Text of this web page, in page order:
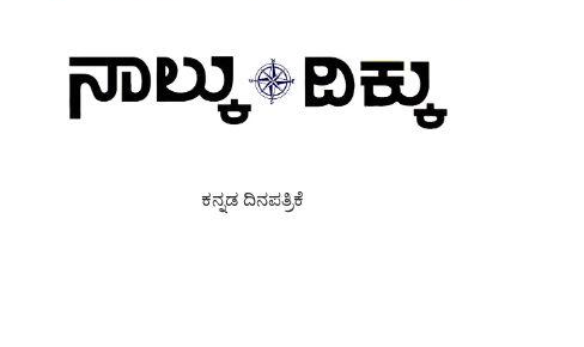
ಕನ್ನಡ ದಿನಪತ್ರಿಕೆ